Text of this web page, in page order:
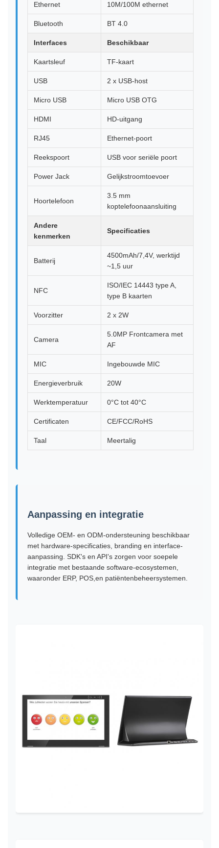
Ethernet 10M/100M ethernet
Bluetooth BT 4.0
Interfaces Beschikbaar
Kaartsleuf TF-kaart
USB 2 x USB-host
Micro USB Micro USB OTG
HDMI HD-uitgang
RJ45 Ethernet-poort
Reekspoort USB voor seriële poort
Power Jack Gelijkstroomtoevoer
Hoortelefoon
3.5 mm
koptelefoonaansluiting
Andere
kenmerken
Specificaties
Batterij
4500mAh/7,4V, werktijd
~1,5 uur
NFC
ISO/IEC 14443 type A,
type B kaarten
Voorzitter 2 x 2W
Camera
5.0MP Frontcamera met
AF
MIC Ingebouwde MIC
Energieverbruik 20W
Werktemperatuur 0°C tot 40°C
Certificaten CE/FCC/RoHS
Taal Meertalig
Aanpassing en integratie
Volledige OEM- en ODM-ondersteuning beschikbaar
met hardware-specificaties, branding en interface-
aanpassing. SDK's en API's zorgen voor soepele
integratie met bestaande software-ecosystemen,
waaronder ERP, POS,en patiëntenbeheersystemen.